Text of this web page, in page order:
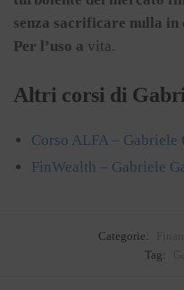
senza sacrificare nulla in
Per l’uso a vita.
Altri corsi di
Corso ALFA – Gabriele
FinWealth – Gabriele
Categorie:
Tag: